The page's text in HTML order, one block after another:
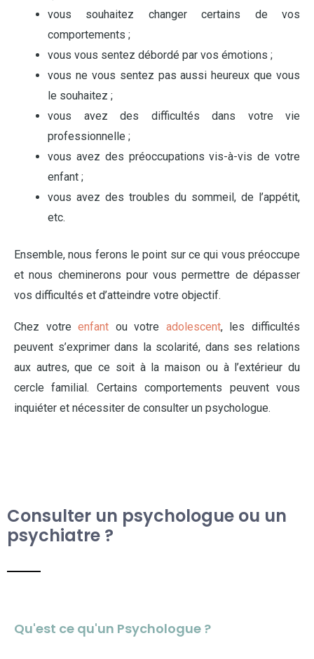
vous souhaitez changer certains de vos
comportements ;
vous vous sentez débordé par vos émotions ;
vous ne vous sentez pas aussi heureux que vous
le souhaitez ;
vous avez des difficultés dans votre vie
professionnelle ;
vous avez des préoccupations vis-à-vis de votre
enfant ;
vous avez des troubles du sommeil, de l’appétit,
etc.
Ensemble, nous ferons le point sur ce qui vous préoccupe
et nous cheminerons pour vous permettre de dépasser
vos difficultés et d’atteindre votre objectif.
Chez votreenfant ou votre adolescent, les difficultés
peuvent s’exprimer dans la scolarité, dans ses relations
aux autres, que ce soit à la maison ou à l’extérieur du
cercle familial. Certains comportements peuvent vous
inquiéter et nécessiter de consulter un psychologue.
Consulter un psychologue ou un
psychiatre ?
Qu'est ce qu'un Psychologue ?